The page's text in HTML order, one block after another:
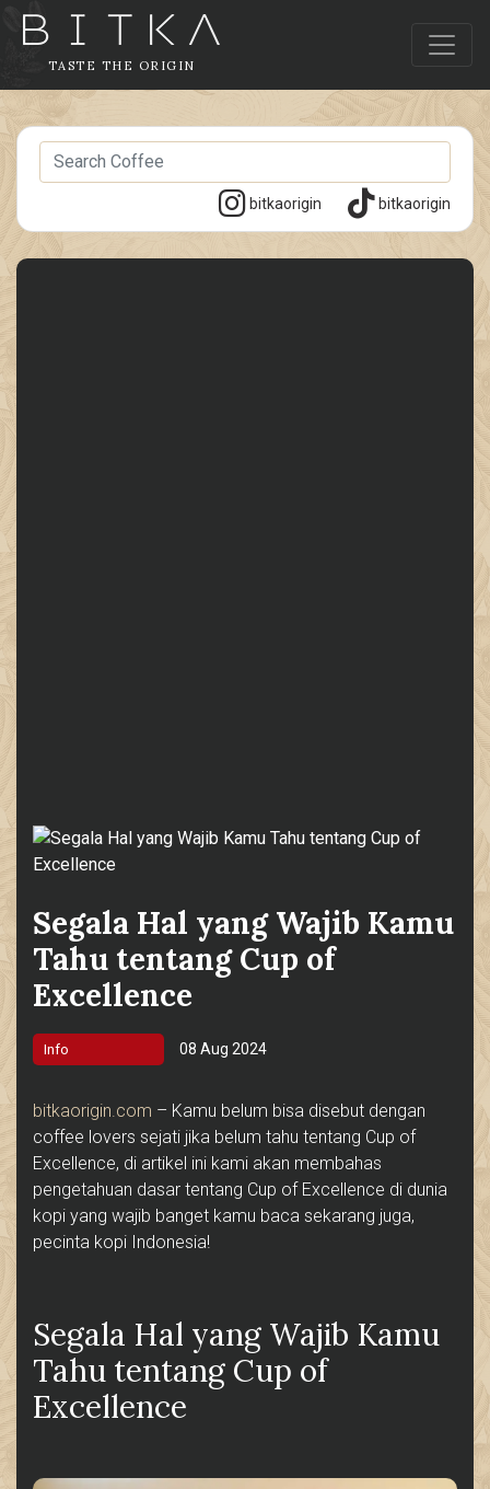
TASTE THE ORIGIN
bitkaorigin bitkaorigin
Segala Hal yang Wajib Kamu
Tahu tentang Cup of
Excellence
Info 08 Aug 2024
bitkaorigin.com – Kamu belum bisa disebut dengan
coffee lovers sejati jika belum tahu tentang Cup of
Excellence, di artikel ini kami akan membahas
pengetahuan dasar tentang Cup of Excellence di dunia
kopi yang wajib banget kamu baca sekarang juga,
pecinta kopi Indonesia!
Segala Hal yang Wajib Kamu
Tahu tentang Cup of
Excellence